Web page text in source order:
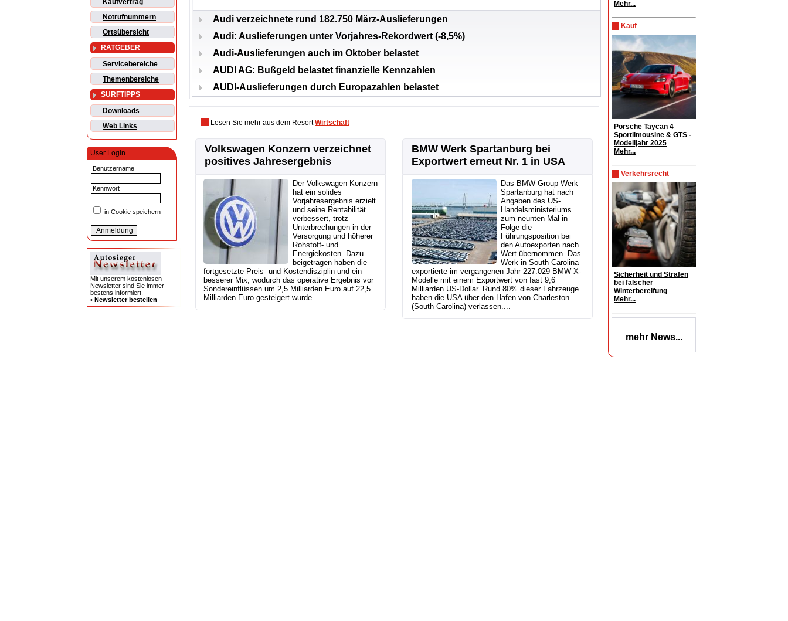
Kaufvertrag
Notrufnummern
Ortsübersicht
RATGEBER
Servicebereiche
Themenbereiche
SURFTIPPS
Downloads
Web Links
User Login
Benutzername
Kennwort
in Cookie speichern
Mit unserem kostenlosen
Newsletter sind Sie immer
bestens informiert.
• Newsletter bestellen
Mehr...
Kauf
Porsche Taycan 4
Sportlimousine & GTS -
Modelljahr 2025
Mehr...
Verkehrsrecht
Sicherheit und Strafen
bei falscher
Winterbereifung
Mehr...
mehr News...
Audi verzeichnete rund 182.750 März-Auslieferungen
Audi: Auslieferungen unter Vorjahres-Rekordwert (-8,5%)
Audi-Auslieferungen auch im Oktober belastet
AUDI AG: Bußgeld belastet finanzielle Kennzahlen
AUDI-Auslieferungen durch Europazahlen belastet
Lesen Sie mehr aus dem ResortWirtschaft
Volkswagen Konzern verzeichnet
positives Jahresergebnis
Der Volkswagen Konzern
hat ein solides
Vorjahresergebnis erzielt
und seine Rentabilität
verbessert, trotz
Unterbrechungen in der
Versorgung und höherer
Rohstoff- und
Energiekosten. Dazu
beigetragen haben die
fortgesetzte Preis- und Kostendisziplin und ein
besserer Mix, wodurch das operative Ergebnis vor
Sondereinflüssen um 2,5 Milliarden Euro auf 22,5
Milliarden Euro gesteigert wurde....
BMW Werk Spartanburg bei
Exportwert erneut Nr. 1 in USA
Das BMW Group Werk
Spartanburg hat nach
Angaben des US-
Handelsministeriums
zum neunten Mal in
Folge die
Führungsposition bei
den Autoexporten nach
Wert übernommen. Das
Werk in South Carolina
exportierte im vergangenen Jahr 227.029 BMW X-
Modelle mit einem Exportwert von fast 9,6
Milliarden US-Dollar. Rund 80% dieser Fahrzeuge
haben die USA über den Hafen von Charleston
(South Carolina) verlassen....